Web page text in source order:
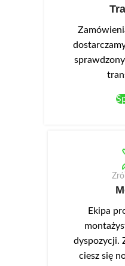
Ekipa
dyspozycji.
ciesz się